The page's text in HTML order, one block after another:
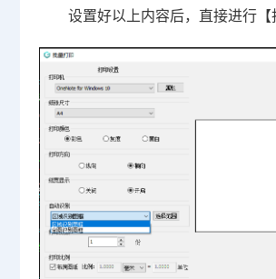
设置好以上内容后，直接进行【